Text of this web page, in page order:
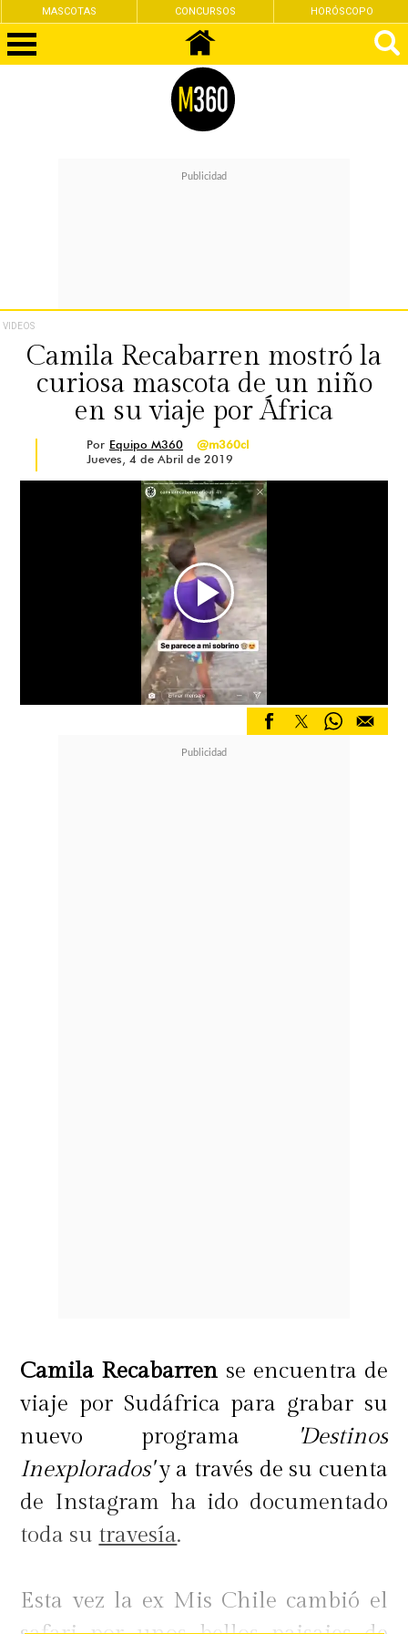
CONCURSOS HORÓSCOPO FEMINISMO
VIDEOS
Camila Recabarren mostró la
curiosa mascota de un niño
en su viaje por África
Por Equipo M360
@m360cl
Jueves, 4 de Abril de 2019
Camila Recabarren se encuentra de
viaje por Sudáfrica para grabar su
nuevo programa
'Destinos
Inexplorados'y a través de su cuenta
de Instagram ha ido documentado
toda su travesía.
Esta vez la ex Mis Chile cambió el